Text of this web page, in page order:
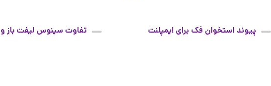
پیوند استخوان فک برای ایمپلنت تفاوت سینوس لیفت باز